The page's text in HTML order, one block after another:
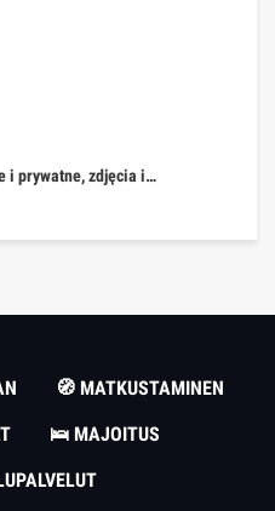
i prywatne, zdjęcia i…
🧭 MATKUSTAMINEN
🛌 MAJOITUS